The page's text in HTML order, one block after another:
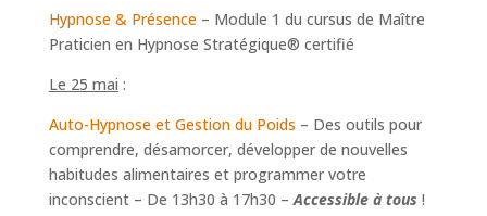
Hypnose & Présence– Module 1 du cursus de Maître
Praticien en Hypnose Stratégique® certifié
Le 25 mai :
Auto-Hypnose et Gestion du Poids – Des outils pour
comprendre, désamorcer, développer de nouvelles
habitudes alimentaires et programmer votre
inconscient – De 13h30 à 17h30 –Accessible à tous !